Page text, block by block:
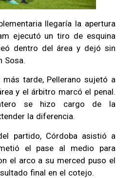
llegaría la apertura
ejecutó un tiro de esquina
dentro del área y dejó sin
Sosa.
tarde, Pellerano sujetó a
y el árbitro marcó el penal.
se hizo cargo de la
la diferencia.
partido, Córdoba asistió a
el pase al medio para
el arco a su merced puso el
final en el cotejo.